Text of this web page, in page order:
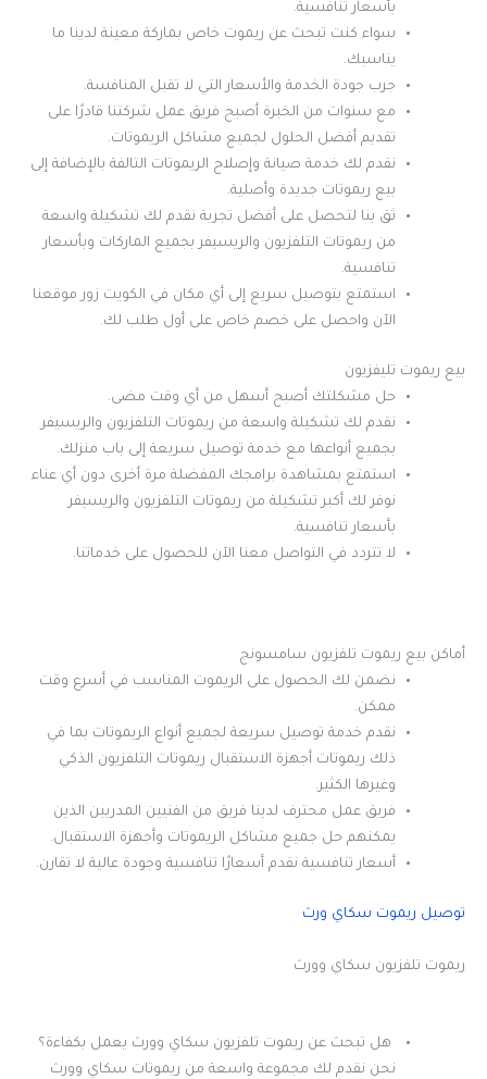
بأسعار تنافسية.
سواء كنت تبحث عن ريموت خاص بماركة معينة لدينا ما
يناسبك.
جرب جودة الخدمة والأسعار التي لا تقبل المنافسة.
مع سنوات من الخبرة أصبح فريق عمل شركتنا قادرًا على
تقديم أفضل الحلول لجميع مشاكل الريموتات.
نقدم لك خدمة صيانة وإصلاح الريموتات التالفة بالإضافة إلى
بيع ريموتات جديدة وأصلية.
ثق بنا لتحصل على أفضل تجربة نقدم لك تشكيلة واسعة
من ريموتات التلفزيون والريسيفر بجميع الماركات وبأسعار
تنافسية.
استمتع بتوصيل سريع إلى أي مكان في الكويت زور موقعنا
الآن واحصل على خصم خاص على أول طلب لك.
بيع ريموت تليفزيون
حل مشكلتك أصبح أسهل من أي وقت مضى.
نقدم لك تشكيلة واسعة من ريموتات التلفزيون والريسيفر
بجميع أنواعها مع خدمة توصيل سريعة إلى باب منزلك.
استمتع بمشاهدة برامجك المفضلة مرة أخرى دون أي عناء
نوفر لك أكبر تشكيلة من ريموتات التلفزيون والريسيفر
بأسعار تنافسية.
لا تتردد في التواصل معنا الآن للحصول على خدماتنا.
أماكن بيع ريموت تلفزيون سامسونج
نضمن لك الحصول على الريموت المناسب في أسرع وقت
ممكن.
نقدم خدمة توصيل سريعة لجميع أنواع الريموتات بما في
ذلك ريموتات أجهزة الاستقبال ريموتات التلفزيون الذكي
وغيرها الكثير.
فريق عمل محترف لدينا فريق من الفنيين المدربين الذين
يمكنهم حل جميع مشاكل الريموتات وأجهزة الاستقبال.
أسعار تنافسية نقدم أسعارًا تنافسية وجودة عالية لا تقارن.
توصيل ريموت سكاي ورث
ريموت تلفزيون سكاي وورث
هل تبحث عن ريموت تلفزيون سكاي وورث يعمل بكفاءة؟
نحن نقدم لك مجموعة واسعة من ريموتات سكاي وورث